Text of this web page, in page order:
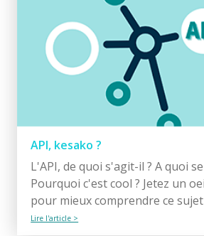
API, kesako ?
L'API, de quoi s'agit-il ? A quoi
Pourquoi c'est cool ? Jetez un
pour mieux comprendre ce sujet
Lire l'article >